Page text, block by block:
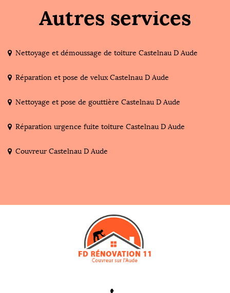
Autres services
Nettoyage et démoussage de toiture Castelnau D Aude
Réparation et pose de velux Castelnau D Aude
Nettoyage et pose de gouttière Castelnau D Aude
Réparation urgence fuite toiture Castelnau D Aude
Couvreur Castelnau D Aude